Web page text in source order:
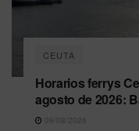
CEUTA
Horarios ferrys
agosto de 2026:
09/08/2026